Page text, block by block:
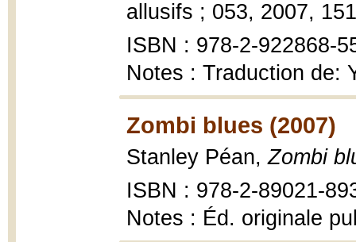
allusifs ; 053, 2007,
ISBN : 978-2-922868-
Notes : Traduction de:
Zombi blues (2007)
Stanley Péan,Zombi
ISBN : 978-2-89021-
Notes : Éd. originale